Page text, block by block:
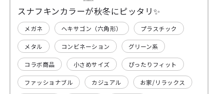
スナフキンカラーが秋冬にピッタリ✨
メガネ ヘキサゴン（六角形） プラスチック
メタル コンビネーション グリーン系
コラボ商品 小さめサイズ ぴったりフィット
ファッショナブル カジュアル お家/リラックス